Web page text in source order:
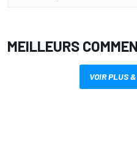
MEILLEURS
VOIR PLUS